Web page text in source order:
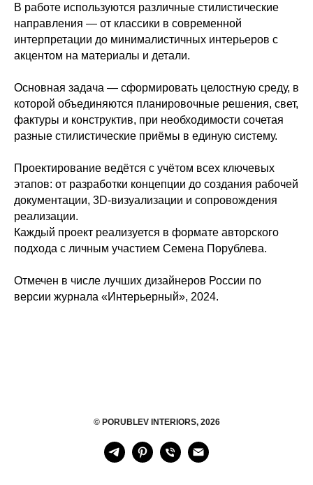
В работе используются различные стилистические
направления — от классики в современной
интерпретации до минималистичных интерьеров с
акцентом на материалы и детали.
Основная задача — сформировать целостную среду, в
которой объединяются планировочные решения, свет,
фактуры и конструктив, при необходимости сочетая
разные стилистические приёмы в единую систему.
Проектирование ведётся с учётом всех ключевых
этапов: от разработки концепции до создания рабочей
документации, 3D-визуализации и сопровождения
реализации.
Каждый проект реализуется в формате авторского
подхода с личным участием Семена Порублева.
Отмечен в числе лучших дизайнеров России по
версии журнала «Интерьерный», 2024.
© PORUBLEV INTERIORS, 2026